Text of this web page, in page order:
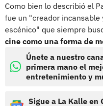
Como bien lo describió el
fue un "creador
escénico" que siempre
cine como una forma de
Únete a nuestro
primera mano el
entretenimiento y
Sigue a La Kalle en